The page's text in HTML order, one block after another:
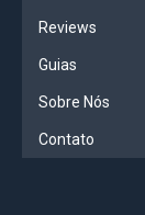
Reviews
Guias
Sobre Nós
Contato